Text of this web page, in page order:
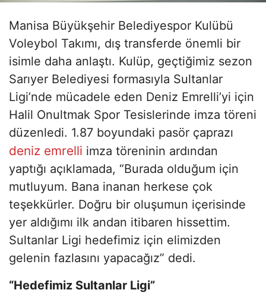
Manisa Büyükşehir Belediyespor Kulübü
Voleybol Takımı, dış transferde önemli bir
isimle daha anlaştı. Kulüp, geçtiğimiz sezon
Sarıyer Belediyesi formasıyla Sultanlar
Ligi’nde mücadele eden Deniz Emrelli’yi için
Halil Onultmak Spor Tesislerinde imza töreni
düzenledi. 1.87 boyundaki pasör çaprazı
deniz emrelli imza töreninin ardından
yaptığı açıklamada, “Burada olduğum için
mutluyum. Bana inanan herkese çok
teşekkürler. Doğru bir oluşumun içerisinde
yer aldığımı ilk andan itibaren hissettim.
Sultanlar Ligi hedefimiz için elimizden
gelenin fazlasını yapacağız” dedi.
“Hedefimiz Sultanlar Ligi”